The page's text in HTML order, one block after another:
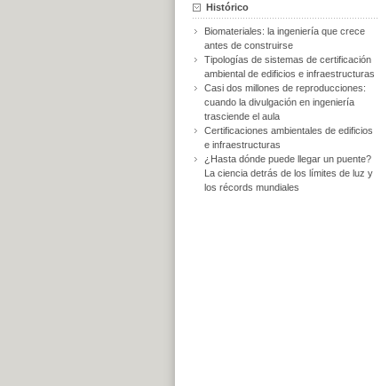
Histórico
Biomateriales: la ingeniería que crece
antes de construirse
Tipologías de sistemas de certificación
ambiental de edificios e infraestructuras
Casi dos millones de reproducciones:
cuando la divulgación en ingeniería
trasciende el aula
Certificaciones ambientales de edificios
e infraestructuras
¿Hasta dónde puede llegar un puente?
La ciencia detrás de los límites de luz y
los récords mundiales